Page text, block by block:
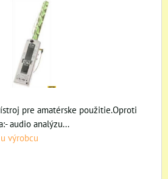
pre amatérske použitie.Oproti
audio analýzu...
výrobcu